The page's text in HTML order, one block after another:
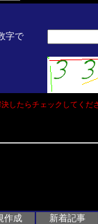
字で
決したらチェックしてくだ
作成 新着記事